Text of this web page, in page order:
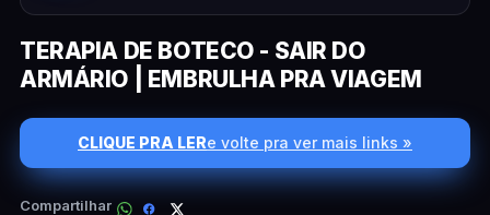
TERAPIA DE BOTECO - SAIR DO
ARMÁRIO | EMBRULHA PRA VIAGEM
CLIQUE PRA LERe volte pra ver mais links »
Compartilhar